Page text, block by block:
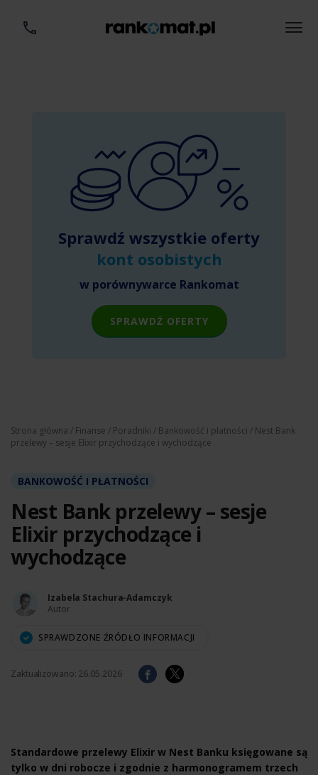
Sprawdź wszystkie oferty
kont osobistych
w porównywarce Rankomat
SPRAWDŹ OFERTY
Strona główna / Finanse / Poradniki / Bankowość i płatności / Nest Bank
przelewy – sesje Elixir przychodzące i wychodzące
BANKOWOŚĆ I PŁATNOŚCI
Nest Bank przelewy – sesje
Elixir przychodzące i
wychodzące
Izabela Stachura-Adamczyk
Autor
SPRAWDZONE ŹRÓDŁO INFORMACJI
Zaktualizowano: 26.05.2026
Standardowe przelewy Elixir w Nest Banku księgowane są
tylko w dni robocze i zgodnie z harmonogramem trzech